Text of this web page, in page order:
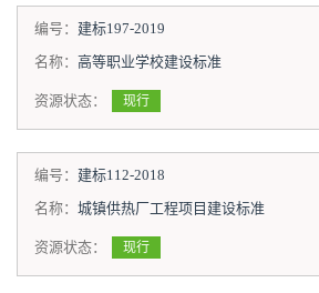
编号： 建标197-2019
名称： 高等职业学校建设标准
资源状态： 现行
编号： 建标112-2018
名称： 城镇供热厂工程项目建设标准
资源状态： 现行